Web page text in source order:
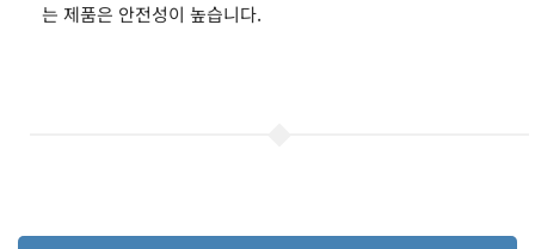
는 제품은 안전성이 높습니다.